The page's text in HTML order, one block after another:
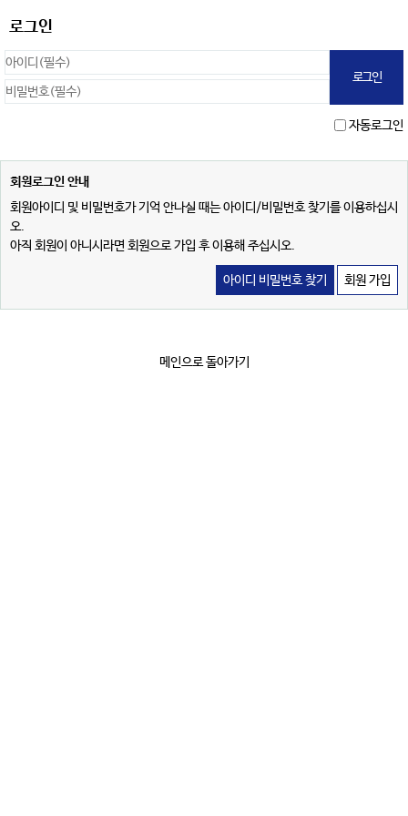
로그인
자동로그인
회원로그인 안내
회원아이디 및 비밀번호가 기억 안나실 때는 아이디/비밀번호 찾기를 이용하십시
오.
아직 회원이 아니시라면 회원으로 가입 후 이용해 주십시오.
아이디 비밀번호 찾기 회원 가입
메인으로 돌아가기